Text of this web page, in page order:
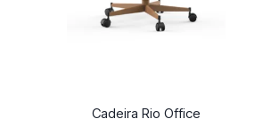
Cadeira Rio Office